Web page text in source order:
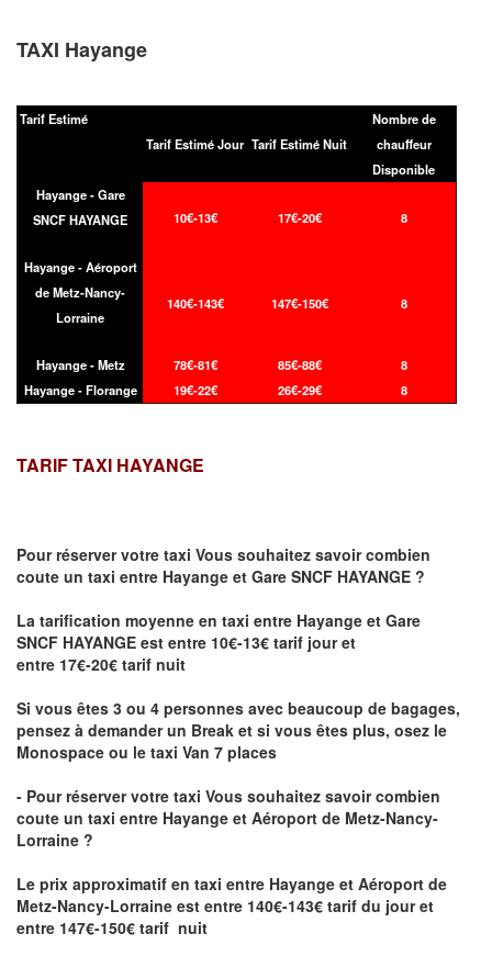
TAXI Hayange
Tarif Estimé
Tarif Estimé Jour Tarif Estimé Nuit
Nombre de
chauffeur
Disponible
Hayange - Gare
SNCF HAYANGE
10€-13€ 17€-20€ 8
Hayange - Aéroport
de Metz-Nancy-
Lorraine
140€-143€ 147€-150€ 8
Hayange - Metz 78€-81€ 85€-88€
8
Hayange - Florange
19€-22€ 26€-29€ 8
TARIF TAXI HAYANGE
Pour réserver votre taxi Vous souhaitez savoircombien
coute un taxi entre Hayange et Gare SNCF HAYANGE ?
La tarification moyenne en taxi entre Hayange et Gare
SNCF HAYANGE est entre 10€-13€ tarif jour et
entre 17€-20€ tarif nuit
Si vous êtes 3 ou 4 personnes avec beaucoup de bagages,
pensez à demander un Break et si vous êtes plus, osez le
Monospace ou le taxi Van 7 places
- Pour réserver votre taxi Vous souhaitez savoircombien
coute un taxi entre Hayange et Aéroport de Metz-Nancy-
Lorraine ?
Le prix approximatif en taxi entre Hayange et Aéroport de
Metz-Nancy-Lorraine est entre 140€-143€ tarif du jour et
entre 147€-150€ tarif nuit